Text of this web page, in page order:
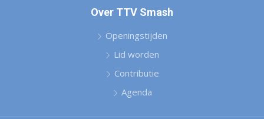
Over TTV Smash
Openingstijden
Lid worden
Contributie
Agenda